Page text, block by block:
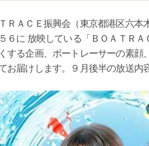
ＲＡＣＥ振興会（東京都港区六本
６に 放映している「ＢＯＡＴＲ
する企画、ボートレーサーの素
お届けします。９月後半の放送内